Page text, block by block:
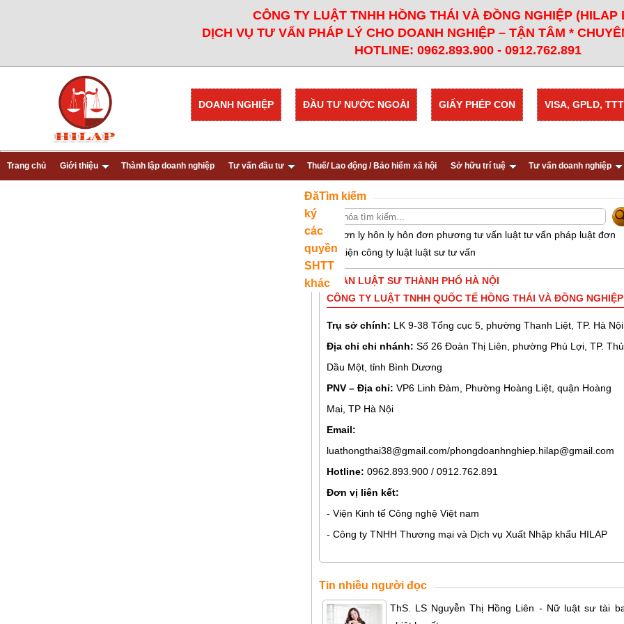
CÔNG TY LUẬT TNHH HỒNG THÁI VÀ ĐỒNG NGHIỆP (HILAP
DỊCH VỤ TƯ VẤN PHÁP LÝ CHO DOANH NGHIỆP – TẬN TÂM *
HOTLINE: 0962.893.900 - 0912.762.891
VISA, GPLD, TTT
GIẤY PHÉP CON
ĐẦU TƯ NƯỚC NGOÀI
DOANH NGHIỆP
Trang chủ Giới thiệu Thành lập doanh nghiệp Tư vấn đầu tư Thuế/ Lao động / Bảo hiểm xã hội Sở hữu trí tuệ Tư vấn doanh nghiệp
Đăng
ký
các
quyền
SHTT
khác
Tìm kiếm
VD: đơn ly hôn ly hôn đơn phương tư vấn luật tư vấn pháp luật đơn
khởi kiện công ty luật luật sư tư vấn
ĐOÀN LUẬT SƯ THÀNH PHỐ HÀ NỘI
CÔNG TY LUẬT TNHH QUỐC TẾ HỒNG THÁI VÀ ĐỒNG NGHIỆP
Trụ sở chính: LK 9-38 Tổng cục 5, phường Thanh Liệt, TP. Hà Nội
Địa chỉ chi nhánh: Số 26 Đoàn Thị Liên, phường Phú Lợi, TP. Thủ
Dầu Một, tỉnh Bình Dương
PNV – Địa chỉ: VP6 Linh Đàm, Phường Hoàng Liệt, quận Hoàng
Mai, TP Hà Nội
Email:
luathongthai38@gmail.com/phongdoanhnghiep.hilap@gmail.com
Hotline: 0962.893.900 / 0912.762.891
Đơn vị liên kết:
- Viện Kinh tế Công nghệ Việt nam
- Công ty TNHH Thương mại và Dịch vụ Xuất Nhập khẩu HILAP
Tin nhiều người đọc
ThS. LS Nguyễn Thị Hồng Liên - Nữ luật sư tài